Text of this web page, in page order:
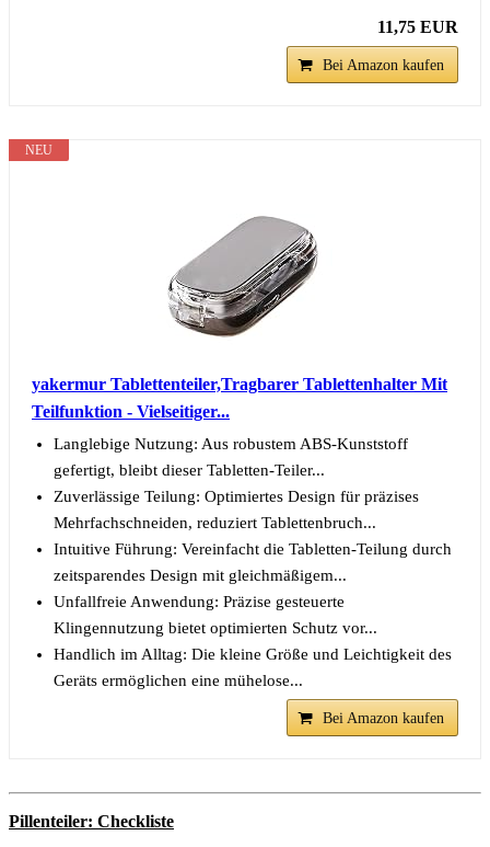
11,75 EUR
Bei Amazon kaufen
NEU
yakermur Tablettenteiler,Tragbarer Tablettenhalter Mit
Teilfunktion - Vielseitiger...
Langlebige Nutzung: Aus robustem ABS-Kunststoff
gefertigt, bleibt dieser Tabletten-Teiler...
Zuverlässige Teilung: Optimiertes Design für präzises
Mehrfachschneiden, reduziert Tablettenbruch...
Intuitive Führung: Vereinfacht die Tabletten-Teilung durch
zeitsparendes Design mit gleichmäßigem...
Unfallfreie Anwendung: Präzise gesteuerte
Klingennutzung bietet optimierten Schutz vor...
Handlich im Alltag: Die kleine Größe und Leichtigkeit des
Geräts ermöglichen eine mühelose...
Bei Amazon kaufen
Pillenteiler: Checkliste